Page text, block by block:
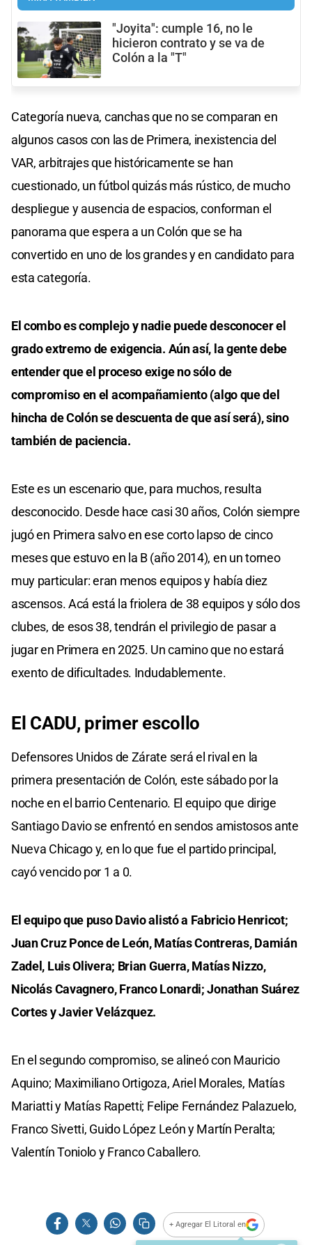
"Joyita": cumple 16, no le
hicieron contrato y se va de
Colón a la "T"
Categoría nueva, canchas que no se comparan en
algunos casos con las de Primera, inexistencia del
VAR, arbitrajes que históricamente se han
cuestionado, un fútbol quizás más rústico, de mucho
despliegue y ausencia de espacios, conforman el
panorama que espera a un Colón que se ha
convertido en uno de los grandes y en candidato para
esta categoría.
El combo es complejo y nadie puede desconocer el
grado extremo de exigencia. Aún así, la gente debe
entender que el proceso exige no sólo de
compromiso en el acompañamiento (algo que del
hincha de Colón se descuenta de que así será), sino
también de paciencia.
Este es un escenario que, para muchos, resulta
desconocido. Desde hace casi 30 años, Colón siempre
jugó en Primera salvo en ese corto lapso de cinco
meses que estuvo en la B (año 2014), en un torneo
muy particular: eran menos equipos y había diez
ascensos. Acá está la friolera de 38 equipos y sólo dos
clubes, de esos 38, tendrán el privilegio de pasar a
jugar en Primera en 2025. Un camino que no estará
exento de dificultades. Indudablemente.
El CADU, primer escollo
Defensores Unidos de Zárate será el rival en la
primera presentación de Colón, este sábado por la
noche en el barrio Centenario. El equipo que dirige
Santiago Davio se enfrentó en sendos amistosos ante
Nueva Chicago y, en lo que fue el partido principal,
cayó vencido por 1 a 0.
El equipo que puso Davio alistó a Fabricio Henricot;
Juan Cruz Ponce de León, Matías Contreras, Damián
Zadel, Luis Olivera; Brian Guerra, Matías Nizzo,
Nicolás Cavagnero, Franco Lonardi; Jonathan Suárez
Cortes y Javier Velázquez.
En el segundo compromiso, se alineó con Mauricio
Aquino; Maximiliano Ortigoza, Ariel Morales, Matías
Mariatti y Matías Rapetti; Felipe Fernández Palazuelo,
Franco Sivetti, Guido López León y Martín Peralta;
Valentín Toniolo y Franco Caballero.
+ Agregar El Litoral en